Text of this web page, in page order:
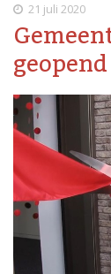
21 juli 2020
geopend